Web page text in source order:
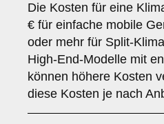
Die Kosten für eine
€ für einfache mobile
oder mehr für Split-
High-End-Modelle mit
können höhere Kosten
diese Kosten je nach